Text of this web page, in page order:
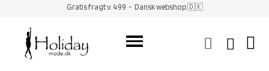
Gratis fragt v. 499 - Dansk webshop 🇩🇰